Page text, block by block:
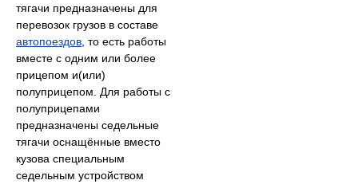
тягачи предназначены для
перевозок грузов в составе
автопоездов , то есть работы
вместе с одним или более
прицепом и(или)
полуприцепом. Для работы с
полуприцепами
предназначены седельные
тягачи оснащённые вместо
кузова специальным
седельным устройством